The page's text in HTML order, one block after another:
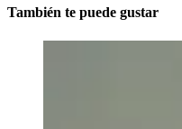
También te puede gustar